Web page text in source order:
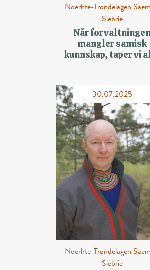
Noerhte-Trøndelagen
Siebrie
Når
mangler samisk
kunnskap, taper vi
30.07.2025
Noerhte-Trøndelagen
Siebrie